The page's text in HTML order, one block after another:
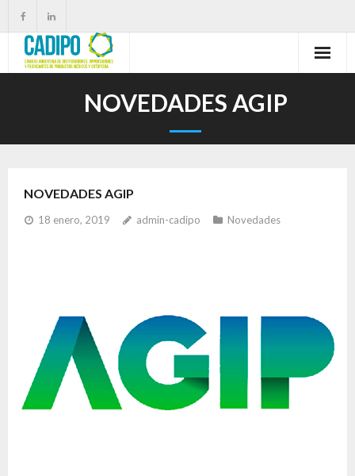
NOVEDADES AGIP
NOVEDADES AGIP
18 enero, 2019 admin-cadipo Novedades